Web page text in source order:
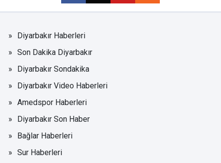
Diyarbakır Haberleri
Son Dakika Diyarbakır
Diyarbakır Sondakika
Diyarbakır Video Haberleri
Amedspor Haberleri
Diyarbakır Son Haber
Bağlar Haberleri
Sur Haberleri